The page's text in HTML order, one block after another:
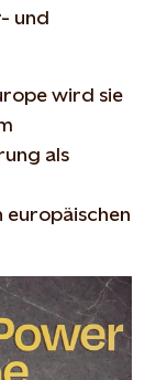
und
wird sie
als